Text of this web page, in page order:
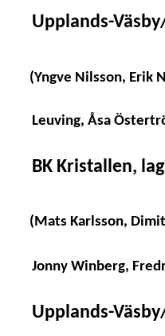
Upplands-
(Yngve Nilsson, Erik
Leuving, Åsa
BK Kristallen,
(Mats Karlsson,
Jonny Winberg,
Upplands-